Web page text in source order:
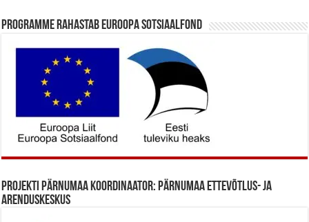
Programme rahastab Euroopa Sotsiaalfond
Projekti Pärnumaa koordinaator: Pärnumaa Ettevõtlus- ja
Arenduskeskus